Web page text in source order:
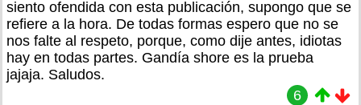
siento ofendida con esta publicación, supongo que se
refiere a la hora. De todas formas espero que no se
nos falte al respeto, porque, como dije antes, idiotas
hay en todas partes. Gandía shore es la prueba
jajaja. Saludos.
6